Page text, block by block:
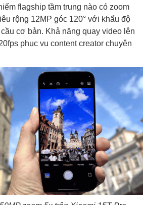
flagship tầm trung nào có zoom
rộng 12MP góc 120° với khẩu độ
cơ bản. Khả năng quay video lên
phục vụ content creator chuyên